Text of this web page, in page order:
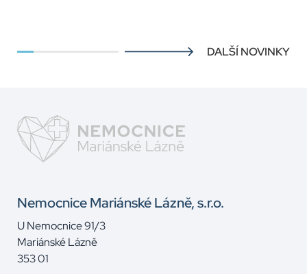
DALŠÍ NOVINKY
Nemocnice Mariánské Lázně, s.r.o.
U Nemocnice 91/3
Mariánské Lázně
353 01